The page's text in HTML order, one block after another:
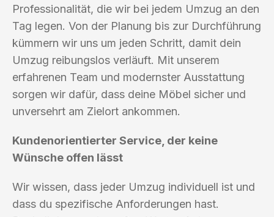
Professionalität, die wir bei jedem Umzug an den
Tag legen. Von der Planung bis zur Durchführung
kümmern wir uns um jeden Schritt, damit dein
Umzug reibungslos verläuft. Mit unserem
erfahrenen Team und modernster Ausstattung
sorgen wir dafür, dass deine Möbel sicher und
unversehrt am Zielort ankommen.
Kundenorientierter Service, der keine
Wünsche offen lässt
Wir wissen, dass jeder Umzug individuell ist und
dass du spezifische Anforderungen hast.